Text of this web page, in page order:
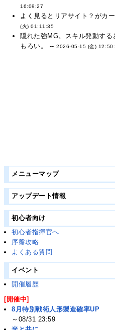
16:09:27
よく見るとリアサイト？がカ
(火) 01:11:35
隠れた強MG。スキル発動す
もろい。 --2026-05-15 (金)
メニューマップ
アップデート情報
初心者向け
初心者指揮官へ
序盤攻略
よくある質問
イベント
開催履歴
[開催中]
8月特別戦術人形製造確率UP
～08/31 23:59